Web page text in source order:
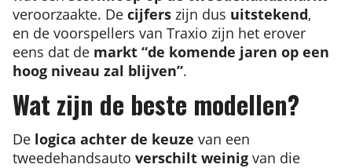
veroorzaakte. De cijfers zijn dus uitstekend,
en de voorspellers van Traxio zijn het erover
eens dat de markt “de komende jaren op een
hoog niveau zal blijven”.
Wat zijn de beste modellen?
De logica achter de keuze van een
tweedehandsauto verschilt weinig van die